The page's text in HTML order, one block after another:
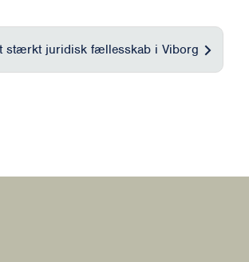
stærkt juridisk fællesskab i Viborg